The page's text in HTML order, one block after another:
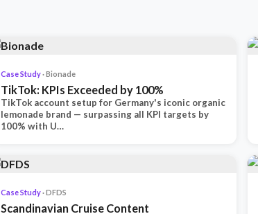
Case Study· Bionade
TikTok: KPIs Exceeded by 100%
TikTok account setup for Germany's iconic organic
lemonade brand — surpassing all KPI targets by
100% with U…
Case Study· DFDS
Scandinavian Cruise Content